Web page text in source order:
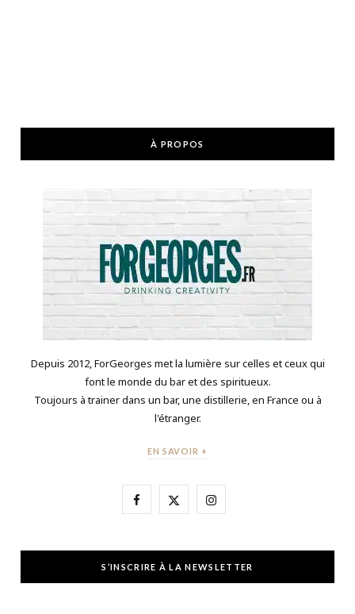
À PROPOS
Depuis 2012, ForGeorges met la lumière sur celles et ceux qui
font le monde du bar et des spiritueux.
Toujours à trainer dans un bar, une distillerie, en France ou à
l'étranger.
EN SAVOIR +
F
e
X
w
I
t
S’INSCRIRE À LA NEWSLETTER